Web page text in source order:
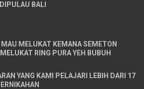
BALI
MAU MELUKAT KEMANA SEMETON
RING PURA YEH BUBUH
YANG KAMI PELAJARI LEBIH DARI 17